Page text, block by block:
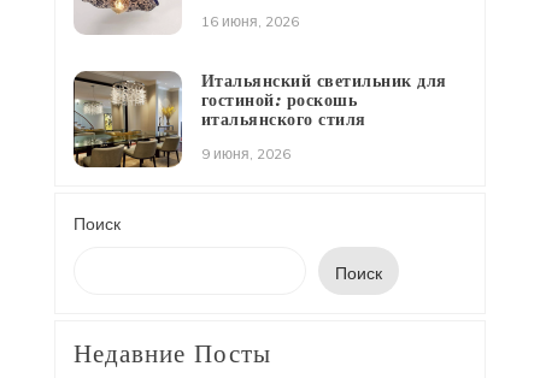
16 июня, 2026
Итальянский светильник для
гостиной: роскошь
итальянского стиля
9 июня, 2026
Поиск
Поиск
Недавние Посты